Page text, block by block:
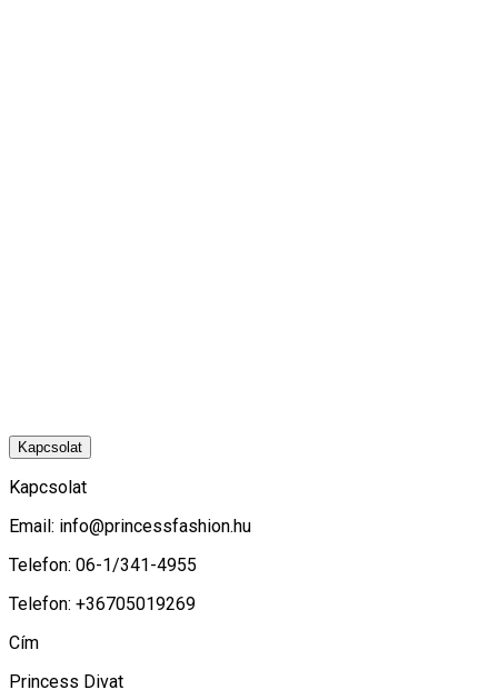
Kapcsolat
Kapcsolat
Email: info@princessfashion.hu
Telefon: 06-1/341-4955
Telefon: +36705019269
Cím
Princess Divat